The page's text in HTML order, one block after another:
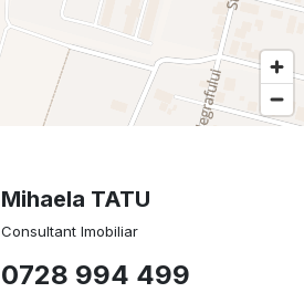
Mihaela TATU
Consultant Imobiliar
0728 994 499